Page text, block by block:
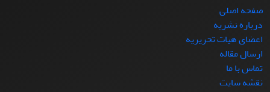
صفحه اصلی
درباره نشریه
اعضای هیات تحریریه
ارسال مقاله
تماس با ما
نقشه سایت